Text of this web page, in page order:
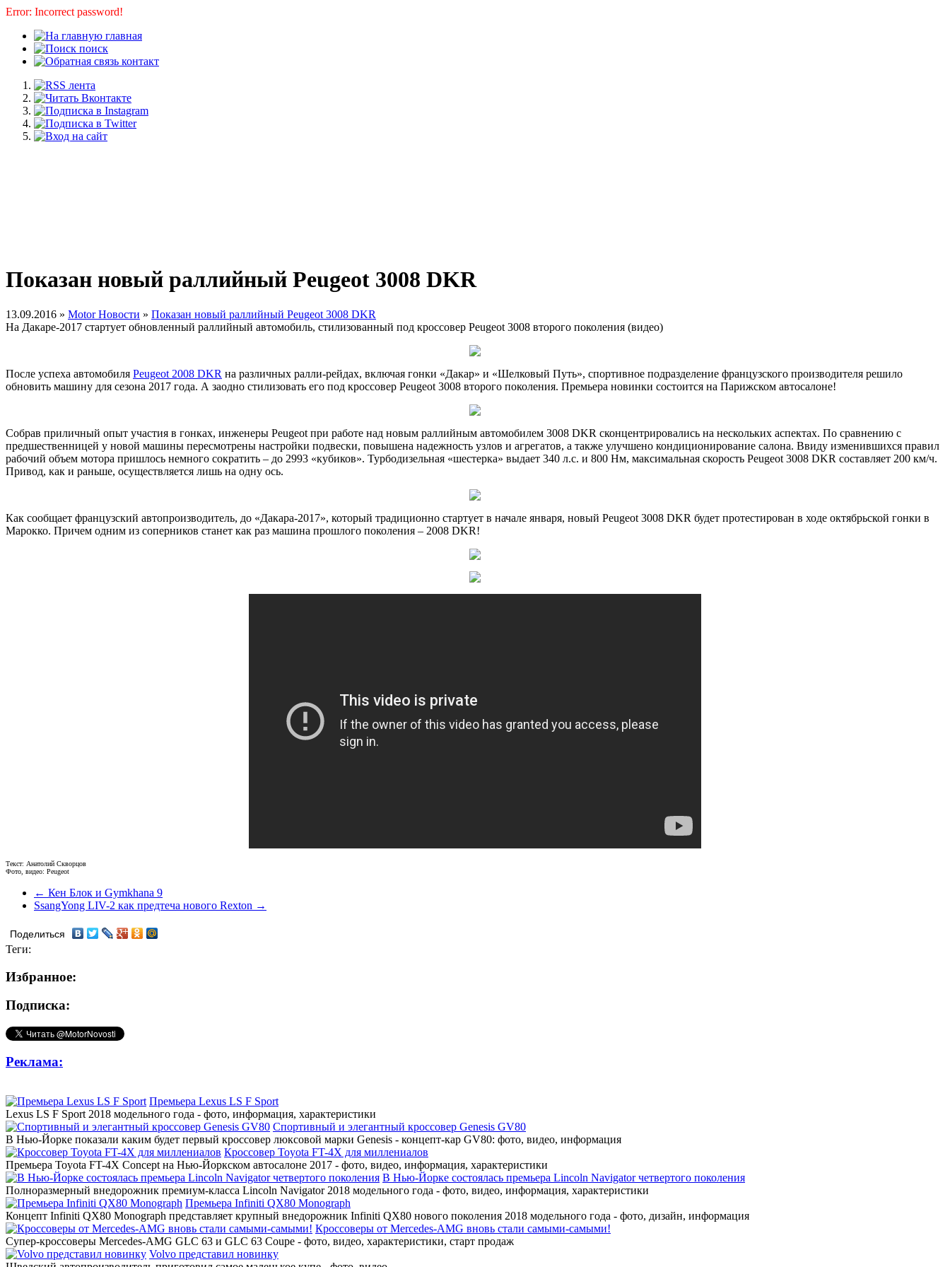
Error: Incorrect password!
главная
поиск
контакт
Показан новый раллийный Peugeot 3008 DKR
13.09.2016 » Motor Новости » Показан новый раллийный Peugeot 3008 DKR
На Дакаре-2017 стартует обновленный раллийный автомобиль, стилизованный под кроссовер Peugeot 3008 второго поколения (видео)
После успеха автомобиля Peugeot 2008 DKR на различных ралли-рейдах, включая гонки «Дакар» и «Шелковый Путь», спортивное подразделение французского производителя решило
обновить машину для сезона 2017 года. А заодно стилизовать его под кроссовер Peugeot 3008 второго поколения. Премьера новинки состоится на Парижском автосалоне!
Собрав приличный опыт участия в гонках, инженеры Peugeot при работе над новым раллийным автомобилем 3008 DKR сконцентрировались на нескольких аспектах. По сравнению с
предшественницей у новой машины пересмотрены настройки подвески, повышена надежность узлов и агрегатов, а также улучшено кондиционирование салона. Ввиду изменившихся правил
рабочий объем мотора пришлось немного сократить – до 2993 «кубиков». Турбодизельная «шестерка» выдает 340 л.с. и 800 Нм, максимальная скорость Peugeot 3008 DKR составляет 200 км/ч.
Привод, как и раньше, осуществляется лишь на одну ось.
Как сообщает французский автопроизводитель, до «Дакара-2017», который традиционно стартует в начале января, новый Peugeot 3008 DKR будет протестирован в ходе октябрьской гонки в
Марокко. Причем одним из соперников станет как раз машина прошлого поколения – 2008 DKR!
Текст: Анатолий Скворцов
Фото, видео: Peugeot
← Кен Блок и Gymkhana 9
SsangYong LIV-2 как предтеча нового Rexton →
Поделиться
Теги:
Избранное:
Подписка:
Реклама:
Премьера Lexus LS F Sport
Lexus LS F Sport 2018 модельного года - фото, информация, характеристики
Спортивный и элегантный кроссовер Genesis GV80
В Нью-Йорке показали каким будет первый кроссовер люксовой марки Genesis - концепт-кар GV80: фото, видео, информация
Кроссовер Toyota FT-4X для миллениалов
Премьера Toyota FT-4X Concept на Нью-Йоркском автосалоне 2017 - фото, видео, информация, характеристики
В Нью-Йорке состоялась премьера Lincoln Navigator четвертого поколения
Полноразмерный внедорожник премиум-класса Lincoln Navigator 2018 модельного года - фото, видео, информация, характеристики
Премьера Infiniti QX80 Monograph
Концепт Infiniti QX80 Monograph представляет крупный внедорожник Infiniti QX80 нового поколения 2018 модельного года - фото, дизайн, информация
Кроссоверы от Mercedes-AMG вновь стали самыми-самыми!
Супер-кроссоверы Mercedes-AMG GLC 63 и GLC 63 Coupe - фото, видео, характеристики, старт продаж
Volvo представил новинку